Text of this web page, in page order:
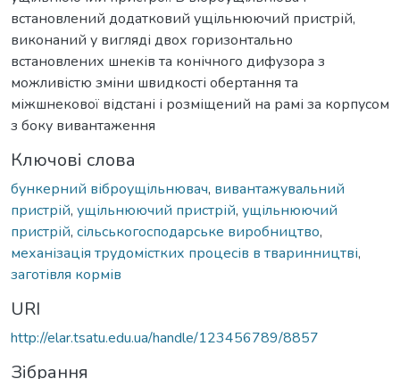
встановлений додатковий ущільнюючий пристрій,
виконаний у вигляді двох горизонтально
встановлених шнеків та конічного дифузора з
можливістю зміни швидкості обертання та
міжшнекової відстані і розміщений на рамі за корпусом
з боку вивантаження
Ключові слова
бункерний віброущільнювач, вивантажувальний
пристрій, ущільнюючий пристрій, ущільнюючий
пристрій, сільськогосподарське виробництво,
механізація трудомістких процесів в тваринництві,
заготівля кормів
URI
http://elar.tsatu.edu.ua/handle/123456789/8857
Зібрання